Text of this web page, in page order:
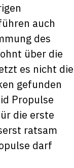
auch
des
über die
es nicht die
gefunden
Propulse
die erste
ratsam
darf